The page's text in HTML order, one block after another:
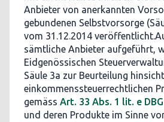
Anbieter von anerkannten
gebundenen Selbstvorsorge
vom 31.12.2014
sämtliche Anbieter aufgeführt,
Eidgenössischen
Säule 3a zur Beurteilung
einkommenssteuerrechtlichen
gemäss Art. 33 Abs. 1 lit. e DBG
und deren Produkte im Sinne